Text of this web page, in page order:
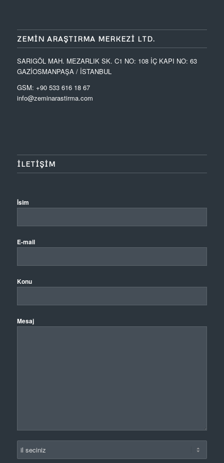
ZEMIN ARAŞTIRMA MERKEZI LTD.
SARIGÖL MAH. MEZARLIK SK. C1 NO: 108 İÇ KAPI NO: 63
GAZİOSMANPAŞA / İSTANBUL
GSM: +90 533 616 18 67
info@zeminarastirma.com
ILETIŞIM
İsim
E-mail
Konu
Mesaj